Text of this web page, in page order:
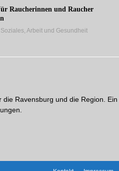
Raucherinnen und Raucher
Arbeit und Gesundheit
Ravensburg und die Region. Ein